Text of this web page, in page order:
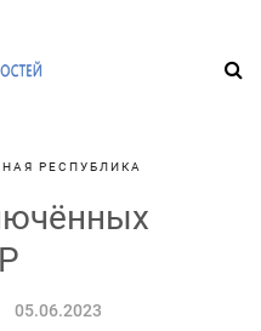
РЕСПУБЛИКА
05.06.2023